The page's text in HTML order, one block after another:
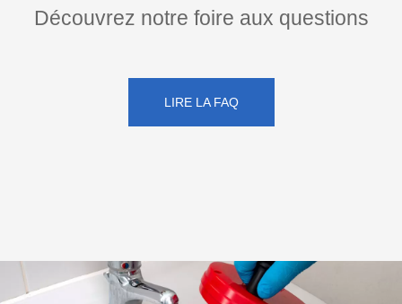
Découvrez notre foire aux questions
LIRE LA FAQ